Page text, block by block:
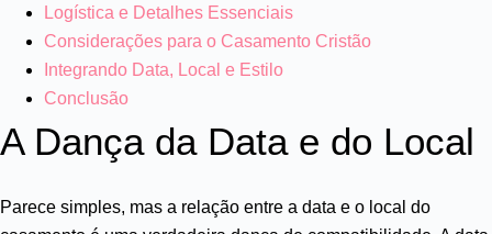
Logística e Detalhes Essenciais
Considerações para o Casamento Cristão
Integrando Data, Local e Estilo
Conclusão
A Dança da Data e do Local
Parece simples, mas a relação entre a data e o local do